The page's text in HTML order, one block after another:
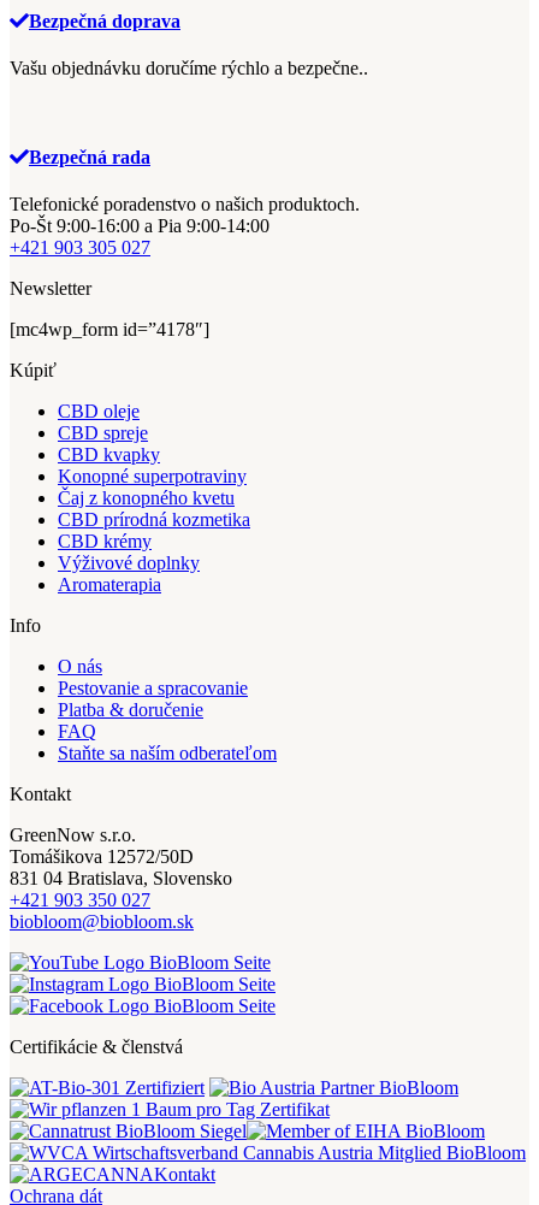
Bezpečná doprava
Vašu objednávku doručíme rýchlo a bezpečne..
Bezpečná rada
Telefonické poradenstvo o našich produktoch.
Po-Št 9:00-16:00 a Pia 9:00-14:00
+421 903 305 027
Newsletter
[mc4wp_form id=”4178″]
Kúpiť
CBD oleje
CBD spreje
CBD kvapky
Konopné superpotraviny
Čaj z konopného kvetu
CBD prírodná kozmetika
CBD krémy
Výživové doplnky
Aromaterapia
Info
O nás
Pestovanie a spracovanie
Platba & doručenie
FAQ
Staňte sa naším odberateľom
Kontakt
GreenNow s.r.o.
Tomášikova 12572/50D
831 04 Bratislava, Slovensko
+421 903 350 027
biobloom@biobloom.sk
Certifikácie & členstvá
Kontakt
Ochrana dát